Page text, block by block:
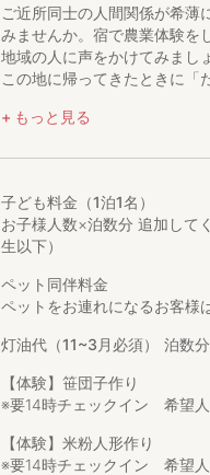
ご近所同士の人間関係が希薄
みませんか。宿で農業体験を
地域の人に声をかけてみまし
この地に帰ってきたときに「
この地があなたにとって第二
コメを通じて、土に触れるこ
ほしい。
そんな想いから、この宿を
KOMEHOMEは大地の芸術祭
お庭でBBQや花火など、開
（ペット宿泊料別途必要）
1日1組限定。
もっと見る
子ども料金（1泊1名）
お子様人数×泊数分 追加して
生以下）
ペット同伴料金
ペットをお連れになるお客様
灯油代（11~3月必須） 泊数
【体験】笹団子作り
※要14時チェックイン 希望人
【体験】米粉人形作り
※要14時チェックイン 希望人